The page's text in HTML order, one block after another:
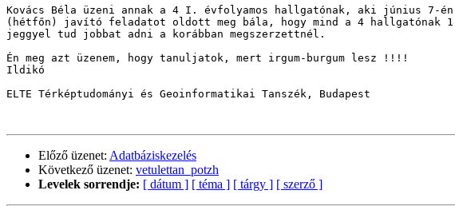
Kovács Béla üzeni annak a 4 I. évfolyamos hallgatónak, aki június 7-én
(hétfőn) javító feladatot oldott meg bála, hogy mind a 4 hallgatónak 1
jeggyel tud jobbat adni a korábban megszerzettnél.
Én meg azt üzenem, hogy tanuljatok, mert irgum-burgum lesz !!!!
Ildikó
ELTE Térképtudományi és Geoinformatikai Tanszék, Budapest
Előző üzenet: Adatbáziskezelés
Következő üzenet: vetulettan_potzh
Levelek sorrendje: [ dátum ] [ téma ] [ tárgy ] [ szerző ]